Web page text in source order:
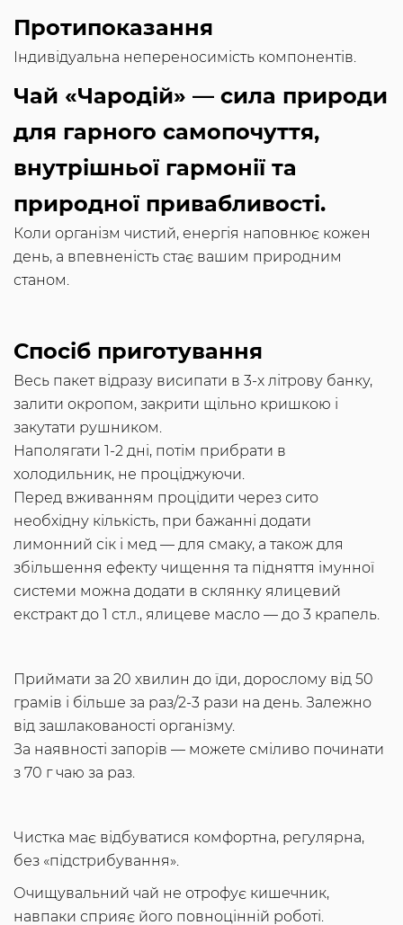
Протипоказання
Індивідуальна непереносимість компонентів.
Чай «Чародій» — сила природи
для гарного самопочуття,
внутрішньої гармонії та
природної привабливості.
Коли організм чистий, енергія наповнює кожен
день, а впевненість стає вашим природним
станом.
Спосіб приготування
Весь пакет відразу висипати в 3-х літрову банку,
залити окропом, закрити щільно кришкою і
закутати рушником.
Наполягати 1-2 дні, потім прибрати в
холодильник, не проціджуючи.
Перед вживанням процідити через сито
необхідну кількість, при бажанні додати
лимонний сік і мед — для смаку, а також для
збільшення ефекту чищення та підняття імунної
системи можна додати в склянку ялицевий
екстракт до 1 ст.л., ялицеве ​​масло — до 3 крапель.
Приймати за 20 хвилин до їди, дорослому від 50
грамів і більше за раз/2-3 рази на день. Залежно
від зашлакованості організму.
За наявності запорів — можете сміливо починати
з 70 г чаю за раз.
Чистка має відбуватися комфортна, регулярна,
без «підстрибування».
Очищувальний чай не отрофує кишечник,
навпаки сприяє його повноцінній роботі.